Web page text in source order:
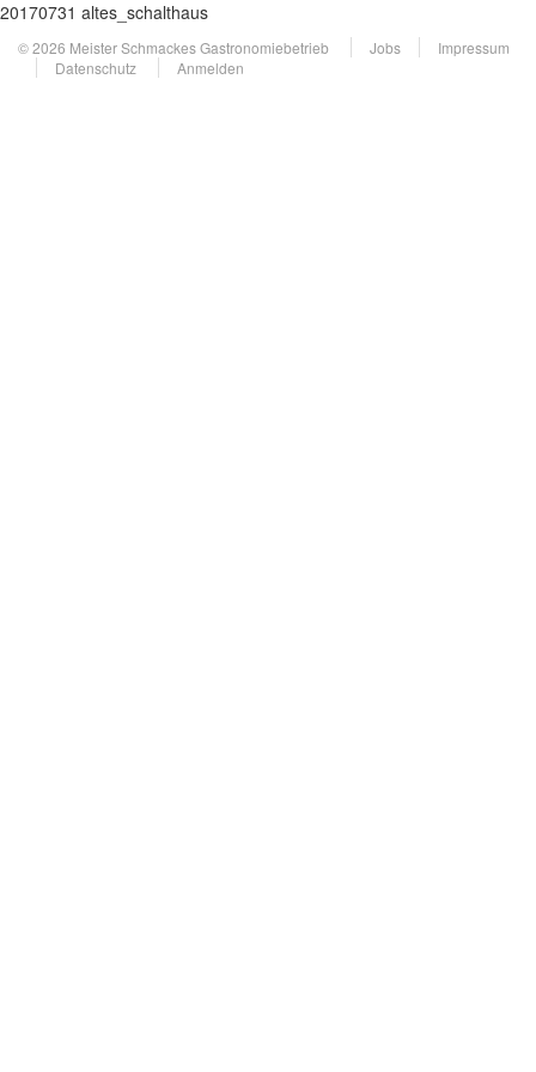
20170731 altes_schalthaus
© 2026 Meister Schmackes Gastronomiebetrieb Jobs
Impressum
Datenschutz
Anmelden